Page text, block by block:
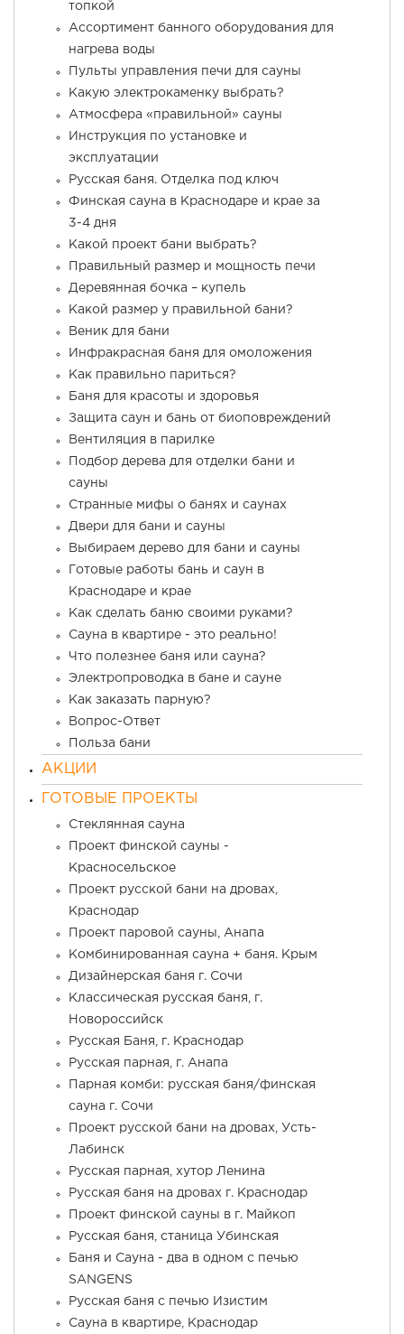
топкой
Ассортимент банного оборудования для
нагрева воды
Пульты управления печи для сауны
Какую электрокаменку выбрать?
Атмосфера «правильной» сауны
Инструкция по установке и
эксплуатации
Русская баня. Отделка под ключ
Финская сауна в Краснодаре и крае за
3-4 дня
Какой проект бани выбрать?
Правильный размер и мощность печи
Деревянная бочка – купель
Какой размер у правильной бани?
Веник для бани
Инфракрасная баня для омоложения
Как правильно париться?
Баня для красоты и здоровья
Защита саун и бань от биоповреждений
Вентиляция в парилке
Подбор дерева для отделки бани и
сауны
Странные мифы о банях и саунах
Двери для бани и сауны
Выбираем дерево для бани и сауны
Готовые работы бань и саун в
Краснодаре и крае
Как сделать баню своими руками?
Сауна в квартире - это реально!
Что полезнее баня или сауна?
Электропроводка в бане и сауне
Как заказать парную?
Вопрос-Ответ
Польза бани
АКЦИИ
ГОТОВЫЕ ПРОЕКТЫ
Стеклянная сауна
Проект финской сауны -
Красносельское
Проект русской бани на дровах,
Краснодар
Проект паровой сауны, Анапа
Комбинированная сауна + баня. Крым
Дизайнерская баня г. Сочи
Классическая русская баня, г.
Новороссийск
Русская Баня, г. Краснодар
Русская парная, г. Анапа
Парная комби: русская баня/финская
сауна г. Сочи
Проект русской бани на дровах, Усть-
Лабинск
Русская парная, хутор Ленина
Русская баня на дровах г. Краснодар
Проект финской сауны в г. Майкоп
Русская баня, станица Убинская
Баня и Сауна - два в одном с печью
SANGENS
Русская баня с печью Изистим
Cауна в квартире, Краснодар